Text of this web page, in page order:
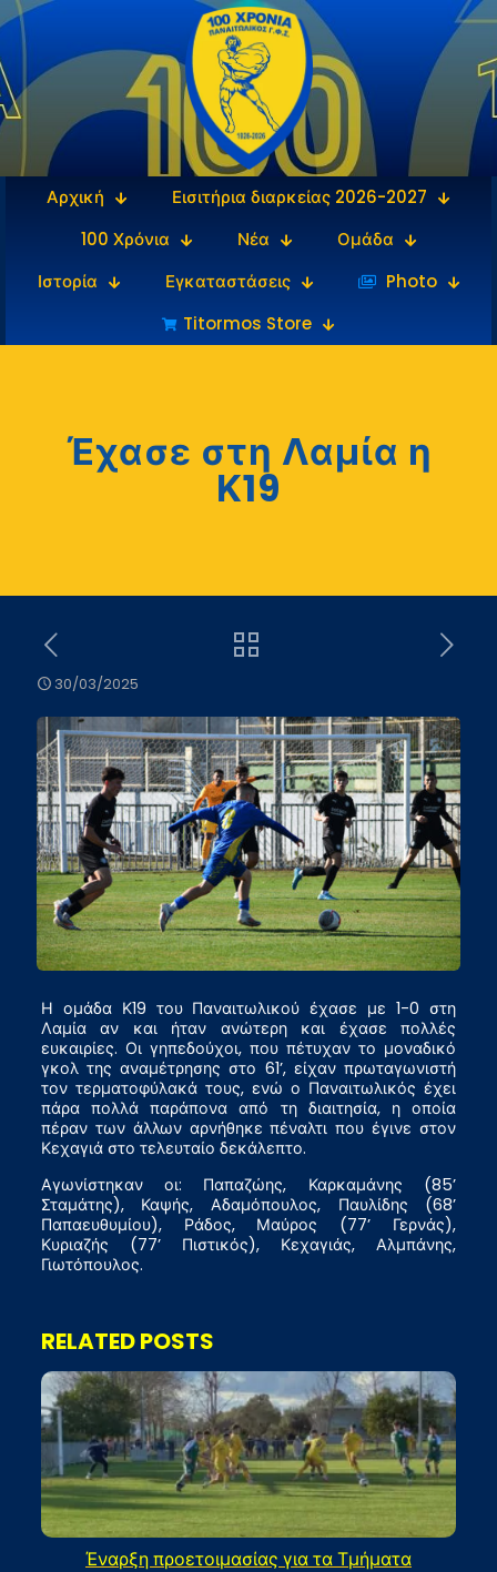
Αρχική
Εισιτήρια διαρκείας 2026-2027
100 Χρόνια
Νέα
Ομάδα
Ιστορία
Εγκαταστάσεις
‎‏‏‎ ‎Photo
Titormos Store
Έχασε στη Λαμία η
Κ19
30/03/2025
Η ομάδα Κ19 του Παναιτωλικού έχασε με 1-0 στη
Λαμία αν και ήταν ανώτερη και έχασε πολλές
ευκαιρίες. Οι γηπεδούχοι, που πέτυχαν το μοναδικό
γκολ της αναμέτρησης στο 61’, είχαν πρωταγωνιστή
τον τερματοφύλακά τους, ενώ ο Παναιτωλικός έχει
πάρα πολλά παράπονα από τη διαιτησία, η οποία
πέραν των άλλων αρνήθηκε πέναλτι που έγινε στον
Κεχαγιά στο τελευταίο δεκάλεπτο.
Αγωνίστηκαν οι: Παπαζώης, Καρκαμάνης (85’
Σταμάτης), Καψής, Αδαμόπουλος, Παυλίδης (68’
Παπαευθυμίου), Ράδος, Μαύρος (77’ Γερνάς),
Κυριαζής (77’ Πιστικός), Κεχαγιάς, Αλμπάνης,
Γιωτόπουλος.
RELATED POSTS
Έναρξη προετοιμασίας για τα Τμήματα